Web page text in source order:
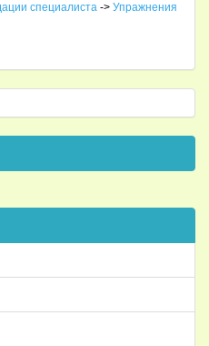
специалиста -> Упражнения